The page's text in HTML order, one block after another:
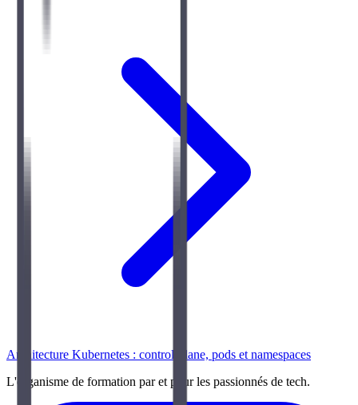
Architecture Kubernetes : control-plane, pods et namespaces
L'organisme de formation par et pour les passionnés de tech.